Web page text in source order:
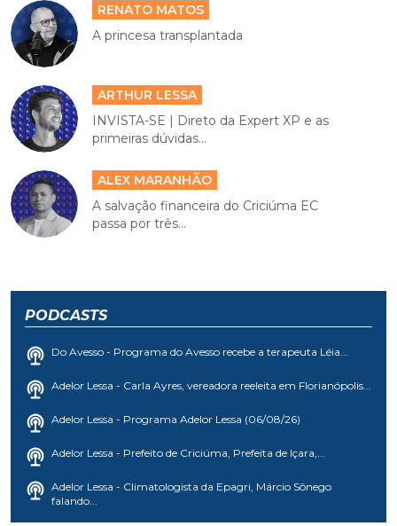
RENATO MATOS
A princesa transplantada
ARTHUR LESSA
INVISTA-SE | Direto da Expert XP e as
primeiras dúvidas...
ALEX MARANHÃO
A salvação financeira do Criciúma EC
passa por três...
PODCASTS
Do Avesso - Programa do Avesso recebe a terapeuta Léia...
Adelor Lessa - Carla Ayres, vereadora reeleita em Florianópolis...
Adelor Lessa - Programa Adelor Lessa (06/08/26)
Adelor Lessa - Prefeito de Criciúma, Prefeita de Içara,...
Adelor Lessa - Climatologista da Epagri, Márcio Sônego
falando...